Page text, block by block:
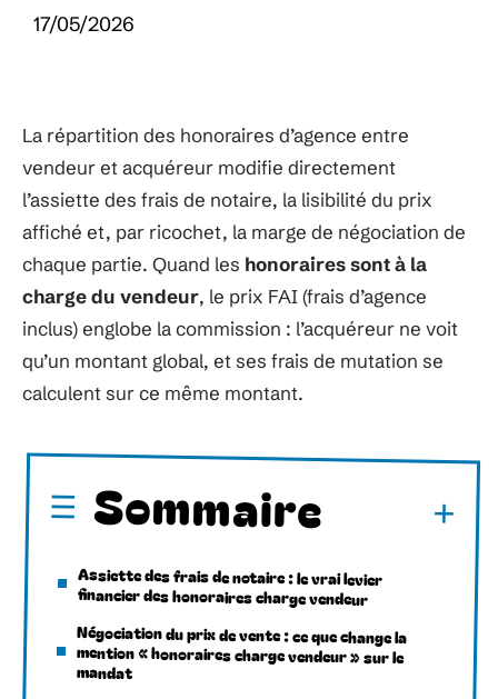
17/05/2026
La répartition des honoraires d’agence entre
vendeur et acquéreur modifie directement
l’assiette des frais de notaire, la lisibilité du prix
affiché et, par ricochet, la marge de négociation de
chaque partie. Quand les honoraires sont à la
charge du vendeur, le prix FAI (frais d’agence
inclus) englobe la commission : l’acquéreur ne voit
qu’un montant global, et ses frais de mutation se
calculent sur ce même montant.
Sommaire
Assiette des frais de notaire : le vrai levier
financier des honoraires charge vendeur
Négociation du prix de vente : ce que change la
mention « honoraires charge vendeur » sur le
mandat